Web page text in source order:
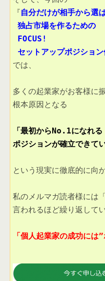
『
セットアップポジショ
では、
根本原因となる
ポジションが確立できて
という現実に徹底的に向
言われるほど繰り返して
「個人起業家の成功には